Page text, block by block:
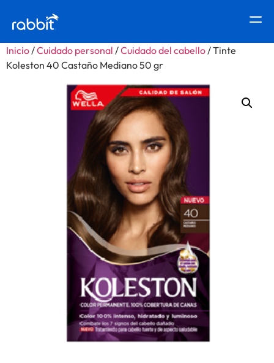
Inicio/Cuidado personal /Cuidado del cabello/ Tinte
Koleston 40 Castaño Mediano 50 gr